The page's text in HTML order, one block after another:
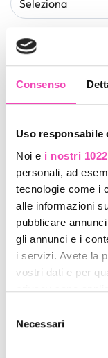
Consenso
Uso responsabile
Noi e i nostri
personali, ad
tecnologie come i
alle informazioni
pubblicare
gli annunci e i
i servizi. Avete la
vostri dati e per
privacy sono
modificare o
momento dalla
delNecessari
QUANTITÀ
DESCRIZIONE
LIVELLO
SCARPA
TELAIO